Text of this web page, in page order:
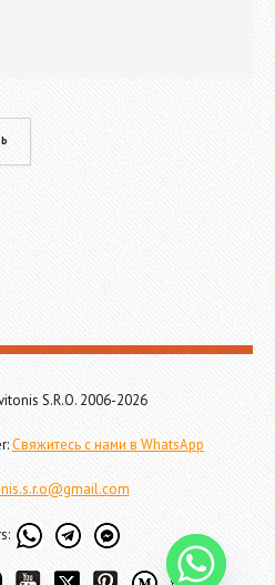
S.R.O. 2006-2026
Свяжитесь с нами в WhatsApp